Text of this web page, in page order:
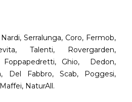
Serralunga, Coro, Fermob,
Talenti, Rovergarden,
Foppapedretti, Ghio, Dedon,
Del Fabbro, Scab, Poggesi,
NaturAll.